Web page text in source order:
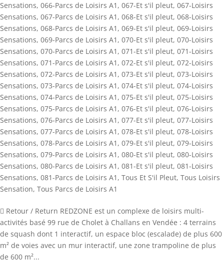
Sensations, 066-Parcs de Loisirs A1 , 067-Et s'il pleut, 067-Loisirs
Sensations, 067-Parcs de Loisirs A1 , 068-Et s'il pleut, 068-Loisirs
Sensations, 068-Parcs de Loisirs A1 , 069-Et s'il pleut, 069-Loisirs
Sensations, 069-Parcs de Loisirs A1 , 070-Et s'il pleut, 070-Loisirs
Sensations, 070-Parcs de Loisirs A1 , 071-Et s'il pleut, 071-Loisirs
Sensations, 071-Parcs de Loisirs A1 , 072-Et s'il pleut, 072-Loisirs
Sensations, 072-Parcs de Loisirs A1 , 073-Et s'il pleut, 073-Loisirs
Sensations, 073-Parcs de Loisirs A1 , 074-Et s'il pleut, 074-Loisirs
Sensations, 074-Parcs de Loisirs A1 , 075-Et s'il pleut, 075-Loisirs
Sensations, 075-Parcs de Loisirs A1 , 076-Et s'il pleut, 076-Loisirs
Sensations, 076-Parcs de Loisirs A1 , 077-Et s'il pleut, 077-Loisirs
Sensations, 077-Parcs de Loisirs A1 , 078-Et s'il pleut, 078-Loisirs
Sensations, 078-Parcs de Loisirs A1 , 079-Et s'il pleut, 079-Loisirs
Sensations, 079-Parcs de Loisirs A1 , 080-Et s'il pleut, 080-Loisirs
Sensations, 080-Parcs de Loisirs A1 , 081-Et s'il pleut, 081-Loisirs
Sensations, 081-Parcs de Loisirs A1 , Tous Et S'il Pleut, Tous Loisirs
Sensation, Tous Parcs de Loisirs A1
 Retour / Return REDZONE est un complexe de loisirs multi-
activités basé 99 rue de Cholet à Challans en Vendée : 4 terrains
de squash dont 1 interactif, un espace bloc (escalade) de plus 600
m² de voies avec un mur interactif, une zone trampoline de plus
de 600 m²...